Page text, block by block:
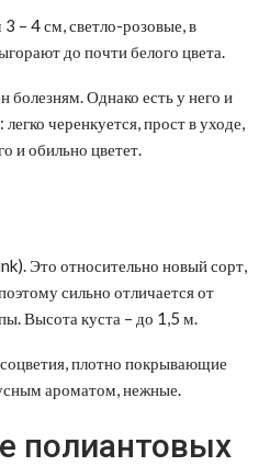
– 4 см, светло-розовые, в
до почти белого цвета.
Однако есть у него и
черенкуется, прост в уходе,
и обильно цветет.
Это относительно новый сорт,
сильно отличается от
Высота куста – до 1,5 м.
плотно покрывающие
ароматом, нежные.
полиантовых